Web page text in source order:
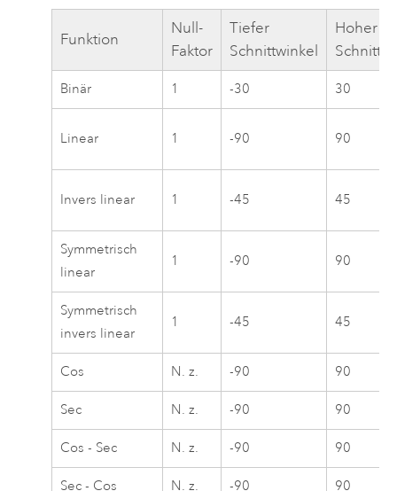
Funktion
Null-
Faktor
Tiefer
Schnittwinkel
Hoher
Binär 1 -30 30
Linear 1 -90 90
Invers linear 1 -45 45
Symmetrisch
linear
1 -90 90
Symmetrisch
invers linear
1 -45 45
Cos N. z. -90 90
Sec N. z. -90 90
Cos - Sec N. z. -90 90
Sec - Cos N. z. -90 90